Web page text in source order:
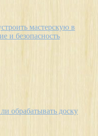
мастерскую в
и безопасность
обрабатывать доску